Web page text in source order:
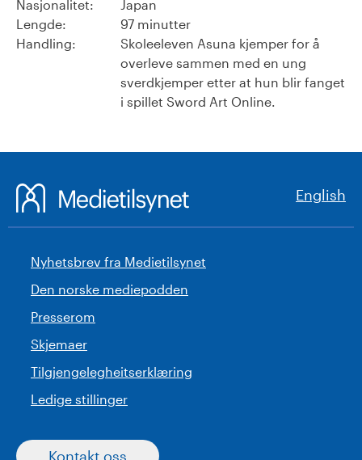
Nasjonalitet:
Japan
Lengde:
97 minutter
Handling:
Skoleeleven Asuna kjemper for å
overleve sammen med en ung
sverdkjemper etter at hun blir fanget
i spillet Sword Art Online.
English
Nyhetsbrev fra Medietilsynet
Den norske mediepodden
Presserom
Skjemaer
Tilgjengelegheitserklæring
Ledige stillinger
Kontakt oss